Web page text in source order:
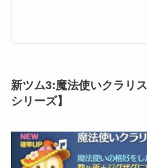
新ツム3:魔法使いクラリス
シリーズ】